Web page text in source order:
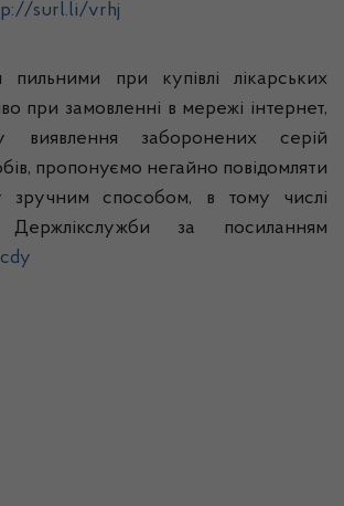
surl.li/vrhj
при купівлі лікарських
при замовленні в мережі інтернет,
заборонених серій
пропонуємо негайно повідомляти
зручним способом, в тому числі
за посиланням